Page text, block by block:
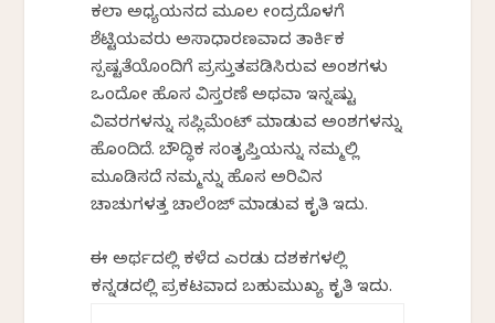
ಕಲಾ ಅಧ್ಯಯನದ ಮೂಲ ಕೇಂದ್ರದೊಳಗೆ
ಶೆಟ್ಟಿಯವರು ಅಸಾಧಾರಣವಾದ ತಾರ್ಕಿಕ
ಸ್ಪಷ್ಟತೆಯೊಂದಿಗೆ ಪ್ರಸ್ತುತಪಡಿಸಿರುವ ಅಂಶಗಳು
ಒಂದೋ ಹೊಸ ವಿಸ್ತರಣೆ ಅಥವಾ ಇನ್ನಷ್ಟು
ವಿವರಗಳನ್ನು ಸಪ್ಲಿಮೆಂಟ್‌ ಮಾಡುವ ಅಂಶಗಳನ್ನು
ಹೊಂದಿದೆ. ಬೌದ್ಧಿಕ ಸಂತೃಪ್ತಿಯನ್ನು ನಮ್ಮಲ್ಲಿ
ಮೂಡಿಸದೆ ನಮ್ಮನ್ನು ಹೊಸ ಅರಿವಿನ
ಚಾಚುಗಳತ್ತ ಚಾಲೆಂಜ್‌ ಮಾಡುವ ಕೃತಿ ಇದು.
ಈ ಅರ್ಥದಲ್ಲಿ ಕಳೆದ ಎರಡು ದಶಕಗಳಲ್ಲಿ
ಕನ್ನಡದಲ್ಲಿ ಪ್ರಕಟವಾದ ಬಹುಮುಖ್ಯ ಕೃತಿ ಇದು.